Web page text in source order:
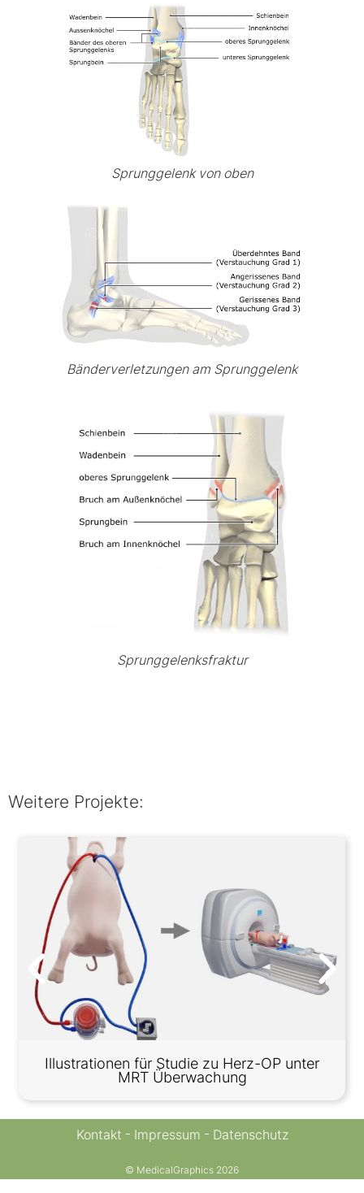
Sprunggelenk von oben
Bänderverletzungen am Sprunggelenk
Sprunggelenksfraktur
Weitere Projekte:
Illustrationen für Studie zu Herz-OP unter
MRT Überwachung
Kontakt Impressum Datenschutz
© MedicalGraphics 2026